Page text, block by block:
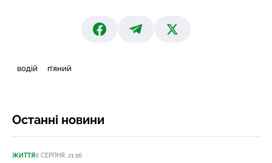
водій п’яний
Останні новини
ЖИТТЯ8 СЕРПНЯ, 21:56